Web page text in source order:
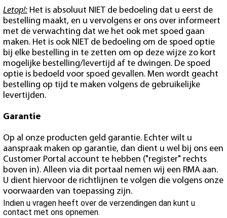
Letop!: Het is absoluut NIET de bedoeling dat u eerst de
bestelling maakt, en u vervolgens er ons over informeert
met de verwachting dat we het ook met spoed gaan
maken. Het is ook NIET de bedoeling om de spoed optie
bij elke bestelling in te zetten om op deze wijze zo kort
mogelijke bestelling/levertijd af te dwingen. De spoed
optie is bedoeld voor spoed gevallen. Men wordt geacht
bestelling op tijd te maken volgens de gebruikelijke
levertijden.
Garantie
Op al onze producten geld garantie. Echter wilt u
aanspraak maken op garantie, dan dient u wel bij ons een
Customer Portal account te hebben ("register" rechts
boven in). Alleen via dit portaal nemen wij een RMA aan.
U dient hiervoor de richtlijnen te volgen die volgens onze
voorwaarden van toepassing zijn.
Indien u vragen heeft over de verzendingen dan kunt u
contact met ons opnemen.